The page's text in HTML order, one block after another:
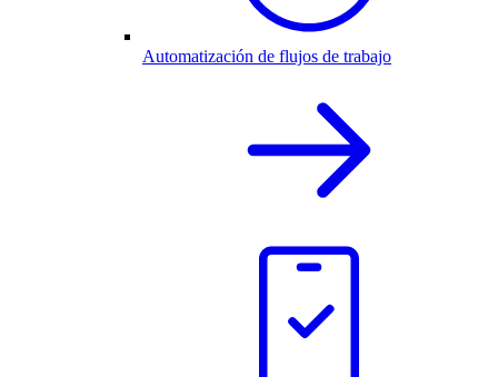
Automatización de flujos de trabajo